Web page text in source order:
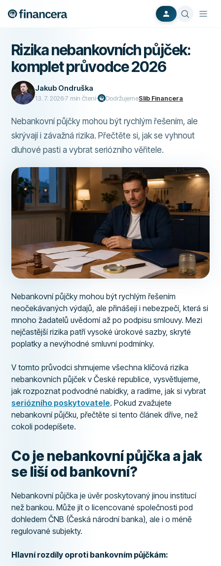
Rizika nebankovních půjček:
komplet průvodce 2026
Jakub Ondruška
13. 7. 20267 min čtení DodržujemeSlib Financera
Nebankovní půjčky mohou být rychlým řešením, ale
skrývají i závažná rizika. Přečtěte si, jak se vyhnout
dluhové pasti a vybrat seriózního věřitele.
Nebankovní půjčky mohou být rychlým řešením
neočekávaných výdajů, ale přinášejí i nebezpečí, která si
mnoho žadatelů uvědomí až po podpisu smlouvy. Mezi
nejčastější rizika patří vysoké úrokové sazby, skryté
poplatky a nevýhodné smluvní podmínky.
V tomto průvodci shrnujeme všechna klíčová rizika
nebankovních půjček v České republice, vysvětlujeme,
jak rozpoznat podvodné nabídky, a radíme, jak si vybrat
seriózního poskytovatele. Pokud zvažujete
nebankovní půjčku, přečtěte si tento článek dříve, než
cokoli podepíšete.
Co je nebankovní půjčka a jak
se liší od bankovní?
Nebankovní půjčka je úvěr poskytovaný jinou institucí
než bankou. Může jít o licencované společnosti pod
dohledem ČNB (Česká národní banka), ale i o méně
regulované subjekty.
Hlavní rozdíly oproti bankovním půjčkám: